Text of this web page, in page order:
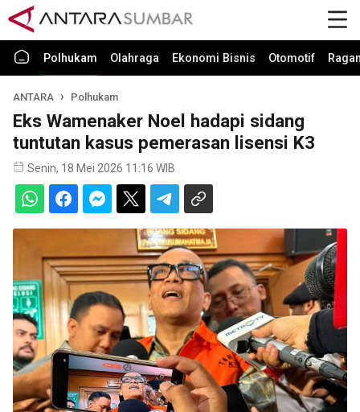
Polhukam Olahraga Ekonomi Bisnis Otomotif
ANTARA Polhukam
Eks Wamenaker Noel hadapi sidang
tuntutan kasus pemerasan lisensi K3
Senin, 18 Mei 2026 11:16 WIB